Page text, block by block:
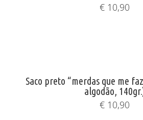
€10,90
Saco preto “merdas que me
algodão,
€10,90